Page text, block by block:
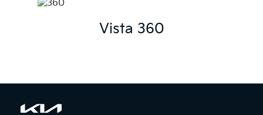
Vista 360